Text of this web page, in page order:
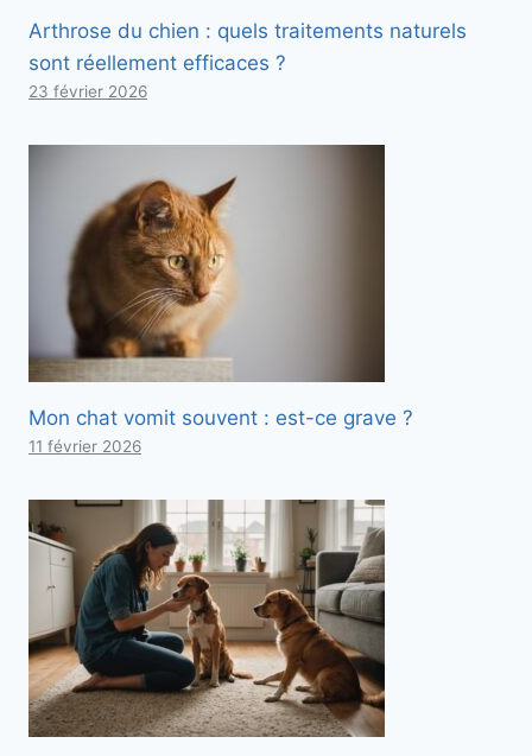
Arthrose du chien : quels traitements naturels
sont réellement efficaces ?
23 février 2026
Mon chat vomit souvent : est-ce grave ?
11 février 2026